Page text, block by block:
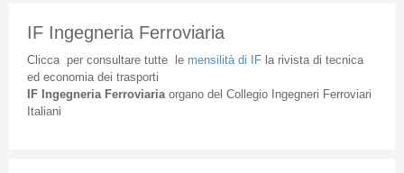
IF Ingegneria Ferroviaria
Cliccaper consultare tuttele mensilità di IFla rivista di tecnica
ed economia dei trasporti
IF Ingegneria Ferroviaria organodel Collegio Ingegneri Ferroviari
Italiani